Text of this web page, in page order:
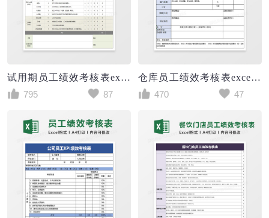
试用期员工绩效考核表excel模板
795
87
仓库员工绩效考核表excel模板
470
47